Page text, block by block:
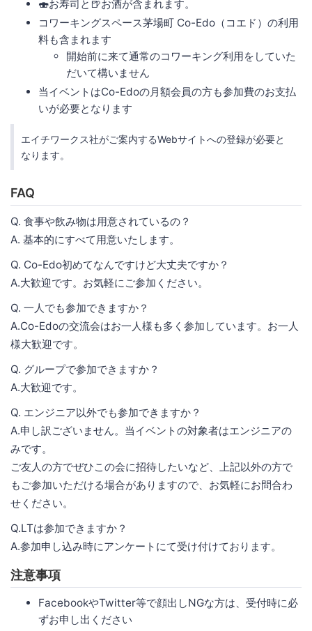
🍣お寿司と🍺お酒が含まれます。
コワーキングスペース茅場町 Co-Edo（コエド）の利用
料も含まれます
開始前に来て通常のコワーキング利用をしていた
だいて構いません
当イベントはCo-Edoの月額会員の方も参加費のお支払
いが必要となります
エイチワークス社がご案内するWebサイトへの登録が必要と
なります。
FAQ
Q. 食事や飲み物は用意されているの？
A. 基本的にすべて用意いたします。
Q. Co-Edo初めてなんですけど大丈夫ですか？
A.大歓迎です。お気軽にご参加ください。
Q. 一人でも参加できますか？
A.Co-Edoの交流会はお一人様も多く参加しています。お一人
様大歓迎です。
Q. グループで参加できますか？
A.大歓迎です。
Q. エンジニア以外でも参加できますか？
A.申し訳ございません。当イベントの対象者はエンジニアの
みです。
ご友人の方でぜひこの会に招待したいなど、上記以外の方で
もご参加いただける場合がありますので、お気軽にお問合わ
せください。
Q.LTは参加できますか？
A.参加申し込み時にアンケートにて受け付けております。
注意事項
FacebookやTwitter等で顔出しNGな方は、受付時に必
ずお申し出ください